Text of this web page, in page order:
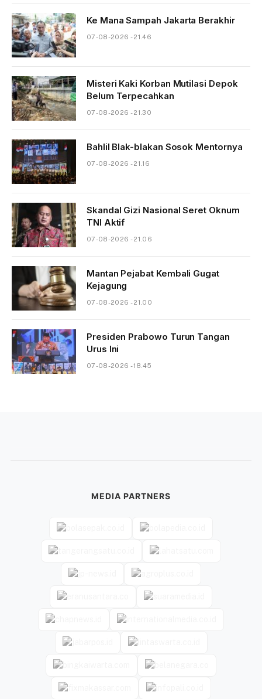
Ke Mana Sampah Jakarta Berakhir
07-08-2026 - 21.46
Misteri Kaki Korban Mutilasi Depok
Belum Terpecahkan
07-08-2026 - 21.30
Bahlil Blak-blakan Sosok Mentornya
07-08-2026 - 21.16
Skandal Gizi Nasional Seret Oknum
TNI Aktif
07-08-2026 - 21.06
Mantan Pejabat Kembali Gugat
Kejagung
07-08-2026 - 21.00
Presiden Prabowo Turun Tangan
Urus Ini
07-08-2026 - 18.45
MEDIA PARTNERS